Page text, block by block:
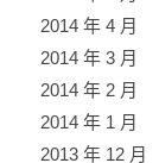
2014 年 4 月
2014 年 3 月
2014 年 2 月
2014 年 1 月
2013 年 12 月